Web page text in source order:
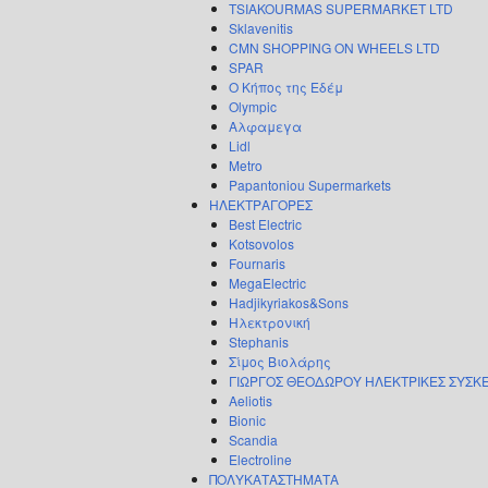
TSIAKOURMAS SUPERMARKET LTD
Sklavenitis
CMN SHOPPING ON WHEELS LTD
SPAR
Ο Κήπος της Εδέμ
Olympic
Αλφαμεγα
Lidl
Metro
Papantoniou Supermarkets
ΗΛΕΚΤΡΑΓΟΡΕΣ
Best Electric
Kotsovolos
Fournaris
MegaElectric
Hadjikyriakos&Sons
Ηλεκτρονική
Stephanis
Σίμος Βιολάρης
ΓΙΩΡΓΟΣ ΘΕΟΔΩΡΟΥ ΗΛΕΚΤΡΙΚΕΣ
Aeliotis
Bionic
Scandia
Electroline
ΠΟΛΥΚΑΤΑΣΤΗΜΑΤΑ